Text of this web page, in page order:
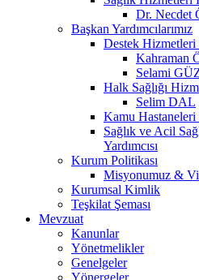
Dr. Necdet
Başkan Yardımcılarımız
Destek Hizmetleri
Kahraman
Selami
Halk Sağlığı
Selim DAL
Kamu Hastaneleri
Sağlık ve Acil
Yardımcısı
Kurum Politikası
Misyonumuz &
Kurumsal Kimlik
Teşkilat Şeması
Mevzuat
Kanunlar
Yönetmelikler
Genelgeler
Yönergeler